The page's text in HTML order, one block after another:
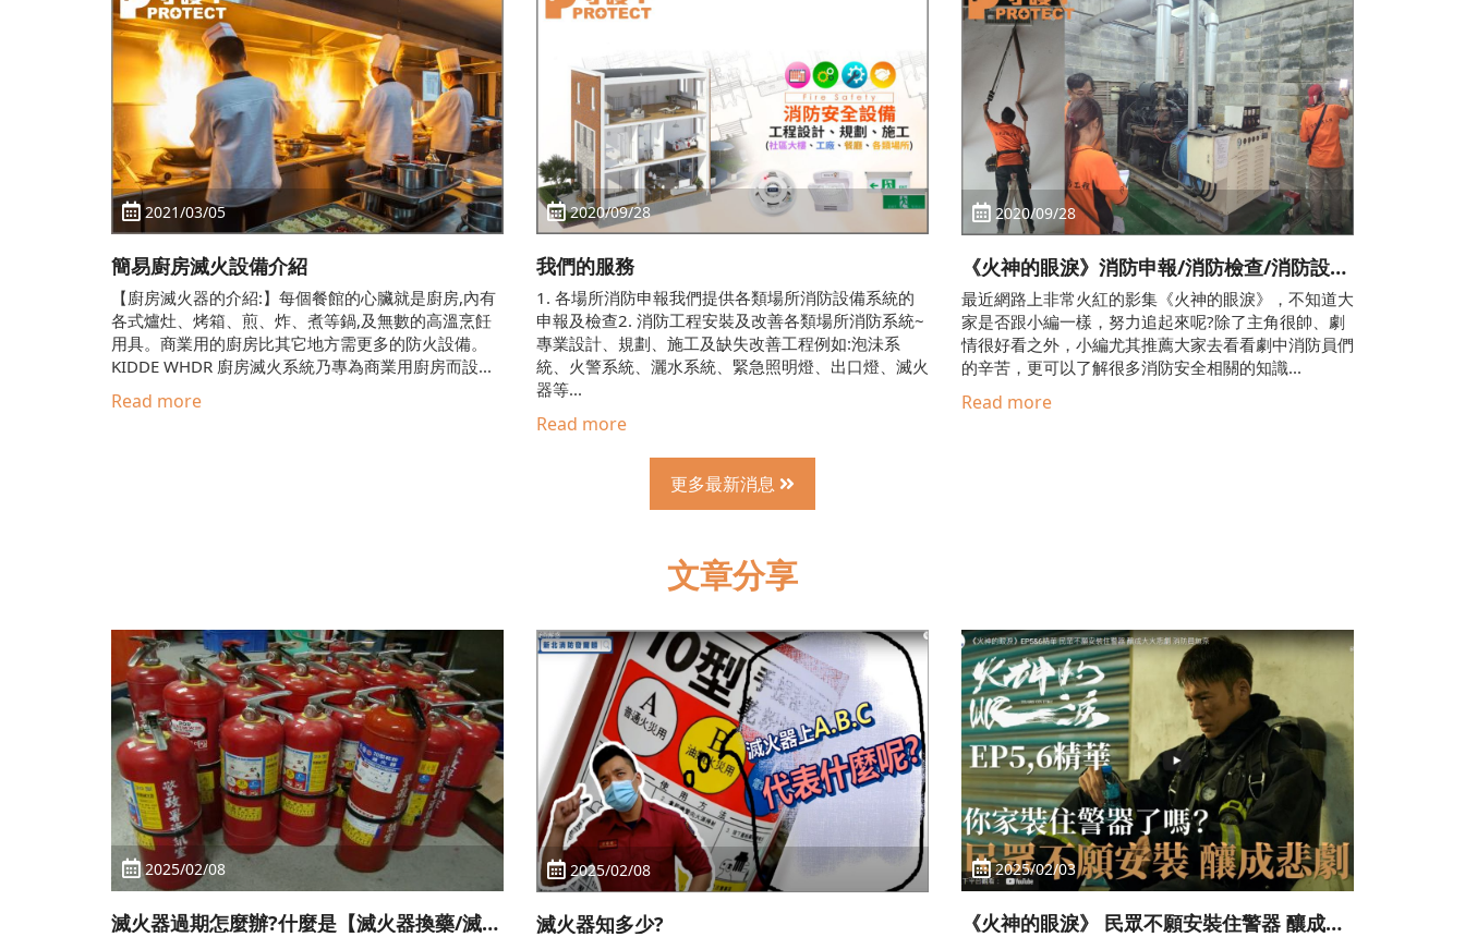
2021/03/05
簡易廚房滅火設備介紹
【廚房滅火器的介紹:】每個餐館的心臟就是廚房,內有
各式爐灶、烤箱、煎、炸、煮等鍋,及無數的高溫烹飪
用具。商業用的廚房比其它地方需更多的防火設備。
KIDDE WHDR 廚房滅火系統乃專為商業用廚房而設...
Read more
2020/09/28
我們的服務
1. 各場所消防申報我們提供各類場所消防設備系統的
申報及檢查2. 消防工程安裝及改善各類場所消防系統~
專業設計、規劃、施工及缺失改善工程例如:泡沬系
統、火警系統、灑水系統、緊急照明燈、出口燈、滅火
器等...
Read more
2020/09/28
《火神的眼淚》消防申報/消防檢查/消防設備
壞了都不修嗎? 帶大家認識什麼是消防申報檢
查?
最近網路上非常火紅的影集《火神的眼淚》，不知道大
家是否跟小編一樣，努力追起來呢?除了主角很帥、劇
情很好看之外，小編尤其推薦大家去看看劇中消防員們
的辛苦，更可以了解很多消防安全相關的知識...
Read more
更多最新消息
文章分享
2025/02/08
滅火器過期怎麼辦?什麼是【滅火器換藥/滅火
2025/02/08
滅火器知多少?
2025/02/03
《火神的眼淚》 民眾不願安裝住警器 釀成大